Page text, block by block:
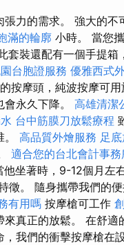
張力的需求。 強大的
滿的輪廓 小時。 當您
套裝還配有一個手提
台胞證服務 優雅西式
按摩頭，純波按摩可
永久下降。 高雄清潔
台中筋膜刀放鬆療程
高品質外燴服務 足
適合您的台北會計事務
坐著時，9-12個月左
徵。 隨身攜帶我們的
有用嗎 按摩槍可工作
真正的放鬆。 在舒適
我們的衝擊按摩槍在